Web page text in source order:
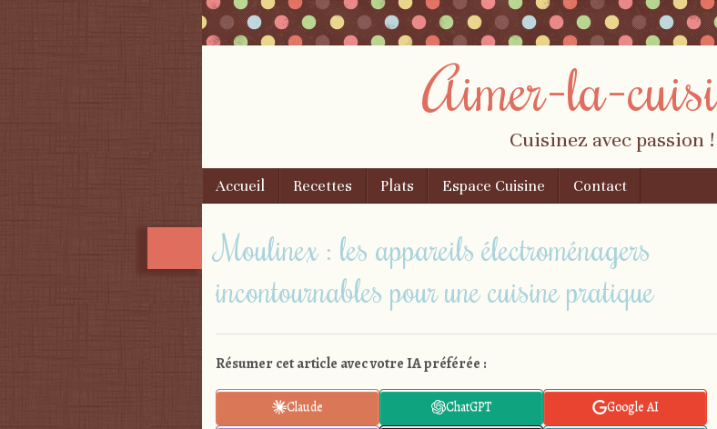
Aimer-la-
Cuisinez avec passion !
Menu
Skip to content
Accueil Recettes Plats Espace Cuisine Contact
Moulinex : les appareils électroménagers
incontournables pour une cuisine pratique
Résumer cet article avec votre IA préférée :
Claude ChatGPT Google AI